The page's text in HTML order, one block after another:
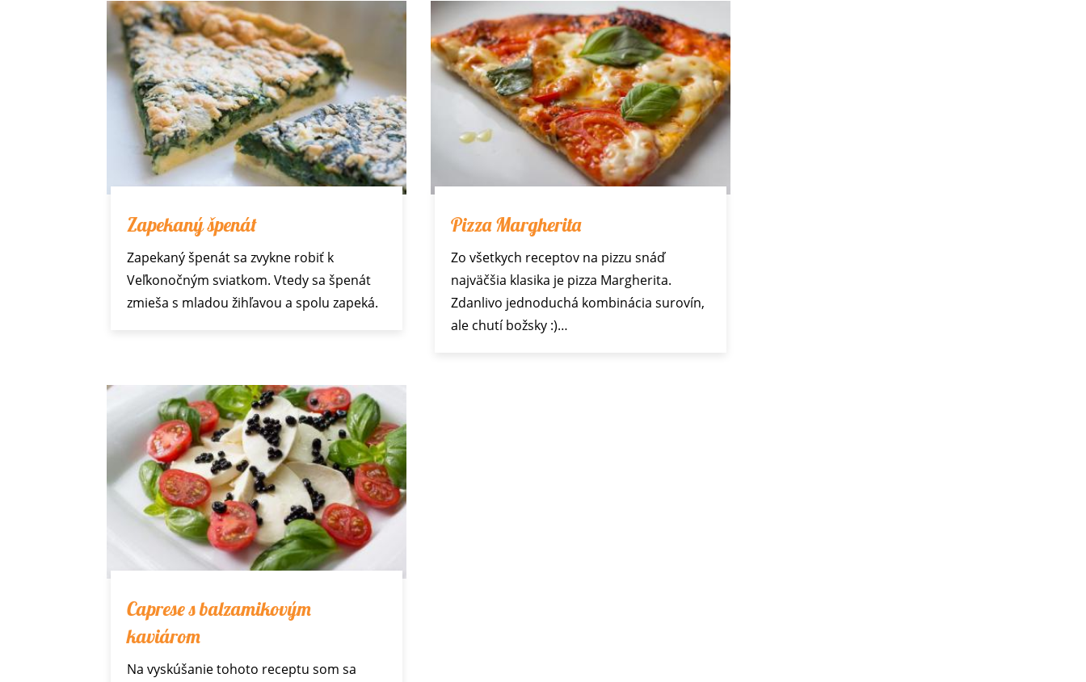
Zapekaný špenát
Zapekaný špenát sa zvykne robiť k
Veľkonočným sviatkom. Vtedy sa špenát
zmieša s mladou žihľavou a spolu zapeká.
Pizza Margherita
Zo všetkych receptov na pizzu snáď
najväčšia klasika je pizza Margherita.
Zdanlivo jednoduchá kombinácia surovín,
ale chutí božsky :)…
Caprese s balzamikovým
kaviárom
Na vyskúšanie tohoto receptu som sa